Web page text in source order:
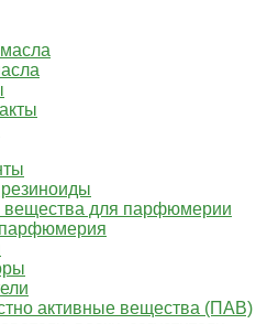
для парфюмерии
активные вещества (ПАВ)